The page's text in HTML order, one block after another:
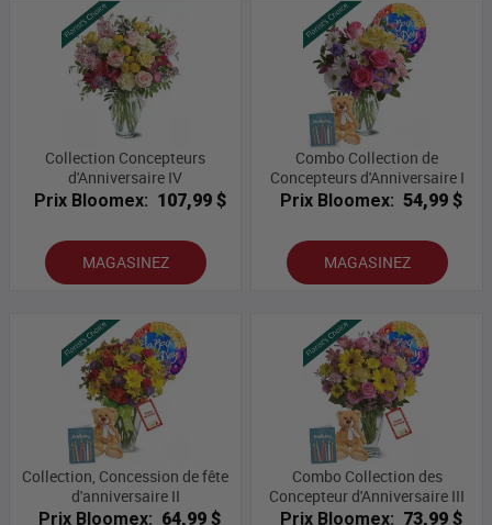
Collection Concepteurs
d'Anniversaire IV
Prix Bloomex: 107,99 $
MAGASINEZ
Combo Collection de
Concepteurs d'Anniversaire I
Prix Bloomex: 54,99 $
MAGASINEZ
Collection, Concession de fête
d'anniversaire II
Prix Bloomex: 64,99 $
Combo Collection des
Concepteur d'Anniversaire III
Prix Bloomex: 73,99 $